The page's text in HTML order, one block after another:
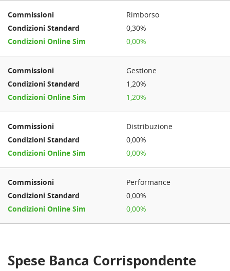
Rimborso
0,30%
0,00%
Gestione
1,20%
1,20%
Distribuzione
0,00%
0,00%
Performance
0,00%
0,00%
Spese Banca Corrispondente